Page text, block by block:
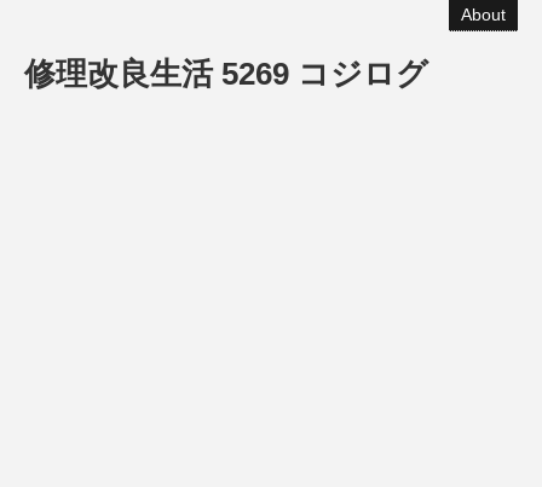
About
修理改良生活 5269 コジログ